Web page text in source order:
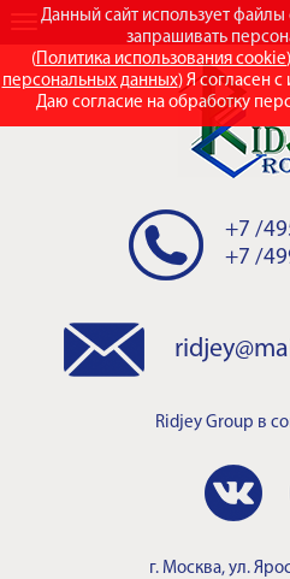
Данный сайт использует
запрашивать
(Политика использования cookie
персональных данных) Я согласен
Даю согласие на обработку
+7 /
+7 /
Ridjey Group в
г. Москва, ул.